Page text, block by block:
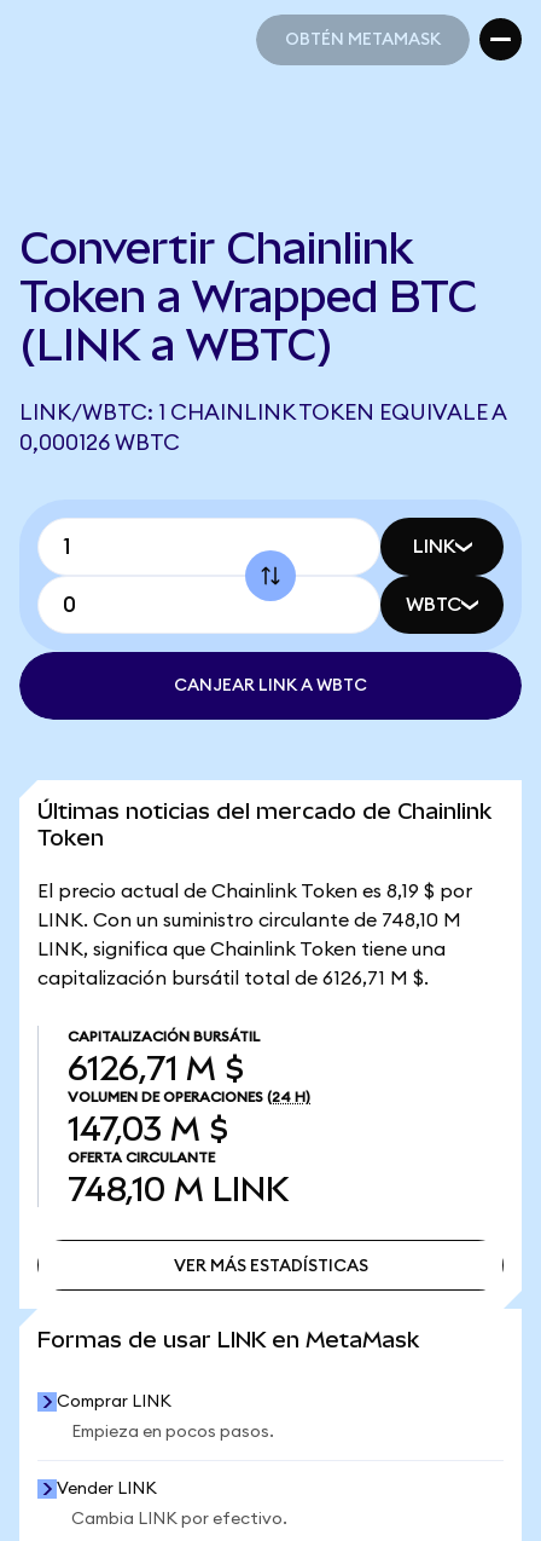
OBTÉN METAMASK
Convertir Chainlink
Token a Wrapped BTC
(LINK a WBTC)
LINK/WBTC: 1 CHAINLINK TOKEN EQUIVALE A
0,000126 WBTC
LINK
WBTC
CANJEAR LINK A WBTC
Últimas noticias del mercado de Chainlink
Token
El precio actual de Chainlink Token es 8,19 $ por
LINK. Con un suministro circulante de 748,10 M
LINK, significa que Chainlink Token tiene una
capitalización bursátil total de 6126,71 M $.
CAPITALIZACIÓN BURSÁTIL
6126,71 M $
VOLUMEN DE OPERACIONES (24 H)
147,03 M $
OFERTA CIRCULANTE
748,10 M LINK
VER MÁS ESTADÍSTICAS
Formas de usar LINK en MetaMask
Comprar LINK
Empieza en pocos pasos.
Vender LINK
Cambia LINK por efectivo.